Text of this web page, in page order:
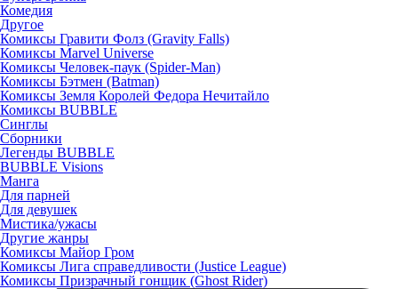
Комедия
Другое
Комиксы Гравити Фолз (Gravity Falls)
Комиксы Marvel Universe
Комиксы Человек-паук (Spider-Man)
Комиксы Бэтмен (Batman)
Комиксы Земля Королей Федора Нечитайло
Комиксы BUBBLE
Синглы
Сборники
Легенды BUBBLE
BUBBLE Visions
Манга
Для парней
Для девушек
Мистика/ужасы
Другие жанры
Комиксы Майор Гром
Комиксы Лига справедливости (Justice League)
Комиксы Призрачный гонщик (Ghost Rider)